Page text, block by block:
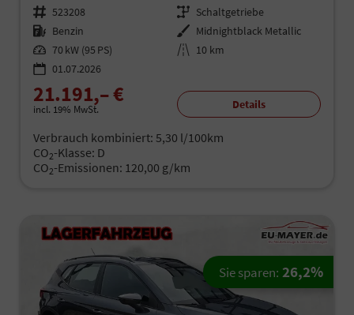
Fahrzeugnr. 523208 Getriebe Schaltgetriebe
Kraftstoff Benzin Außenfarbe Midnightblack Metallic
Leistung 70 kW (95 PS) Kilometerstand 10 km
01.07.2026
21.191,– €
incl. 19% MwSt. Details
Verbrauch kombiniert: 5,30 l/100km
CO2-Klasse: D
CO2-Emissionen: 120,00 g/km
Sie sparen: 26,2%